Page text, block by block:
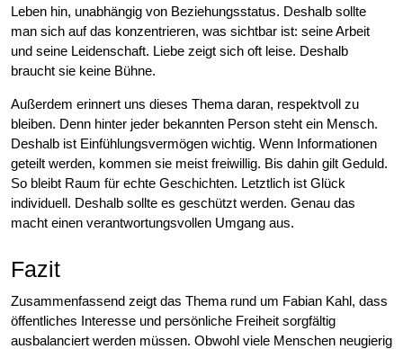
Leben hin, unabhängig von Beziehungsstatus. Deshalb sollte
man sich auf das konzentrieren, was sichtbar ist: seine Arbeit
und seine Leidenschaft. Liebe zeigt sich oft leise. Deshalb
braucht sie keine Bühne.
Außerdem erinnert uns dieses Thema daran, respektvoll zu
bleiben. Denn hinter jeder bekannten Person steht ein Mensch.
Deshalb ist Einfühlungsvermögen wichtig. Wenn Informationen
geteilt werden, kommen sie meist freiwillig. Bis dahin gilt Geduld.
So bleibt Raum für echte Geschichten. Letztlich ist Glück
individuell. Deshalb sollte es geschützt werden. Genau das
macht einen verantwortungsvollen Umgang aus.
Fazit
Zusammenfassend zeigt das Thema rund um Fabian Kahl, dass
öffentliches Interesse und persönliche Freiheit sorgfältig
ausbalanciert werden müssen. Obwohl viele Menschen neugierig